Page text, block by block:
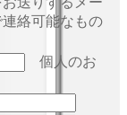
絡可能なもの
個人のお